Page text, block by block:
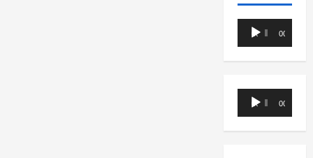
Lecteur
audio
00:00 00:00
Lecteur
audio
00:00 00:00